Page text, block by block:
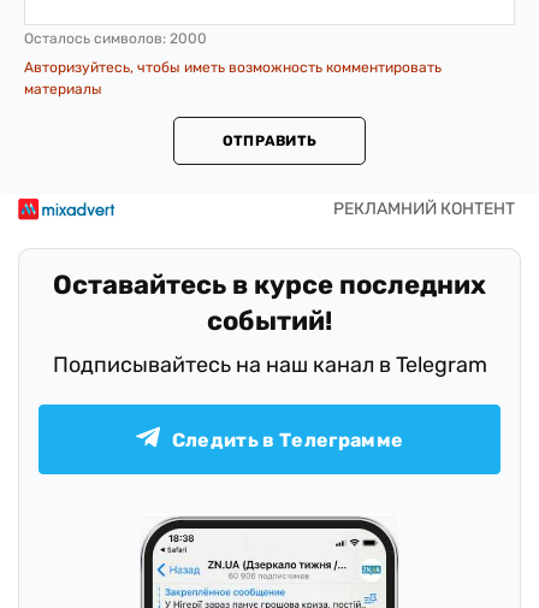
Осталось символов: 2000
Авторизуйтесь, чтобы иметь возможность комментировать
материалы
ОТПРАВИТЬ
Оставайтесь в курсе последних
событий!
Подписывайтесь на наш канал в Telegram
Следить в Телеграмме